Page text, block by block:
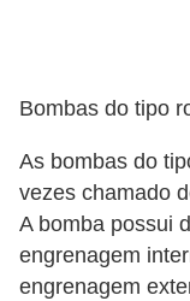
Bombas do tipo
As bombas do
vezes chamado
A bomba possui
engrenagem
engrenagem
l
e
m
a
n